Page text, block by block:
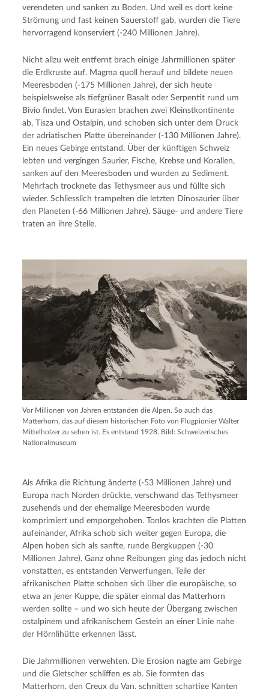
verendeten und sanken zu Boden. Und weil es dort keine
Strömung und fast keinen Sauerstoff gab, wurden die Tiere
hervorragend konserviert (-240 Millionen Jahre).
Nicht allzu weit entfernt brach einige Jahrmillionen später
die Erdkruste auf. Magma quoll herauf und bildete neuen
Meeresboden (-175 Millionen Jahre), der sich heute
beispielsweise als tiefgrüner Basalt oder Serpentit rund um
Bivio findet. Von Eurasien brachen zwei Kleinstkontinente
ab, Tisza und Ostalpin, und schoben sich unter dem Druck
der adriatischen Platte übereinander (-130 Millionen Jahre).
Ein neues Gebirge entstand. Über der künftigen Schweiz
lebten und vergingen Saurier, Fische, Krebse und Korallen,
sanken auf den Meeresboden und wurden zu Sediment.
Mehrfach trocknete das Tethysmeer aus und füllte sich
wieder. Schliesslich trampelten die letzten Dinosaurier über
den Planeten (-66 Millionen Jahre). Säuge- und andere Tiere
traten an ihre Stelle.
Vor Millionen von Jahren entstanden die Alpen. So auch das
Matterhorn, das auf diesem historischen Foto von Flugpionier Walter
Mittelholzer zu sehen ist. Es entstand 1928. Bild: Schweizerisches
Nationalmuseum
Als Afrika die Richtung änderte (-53 Millionen Jahre) und
Europa nach Norden drückte, verschwand das Tethysmeer
zusehends und der ehemalige Meeresboden wurde
komprimiert und emporgehoben. Tonlos krachten die Platten
aufeinander, Afrika schob sich weiter gegen Europa, die
Alpen hoben sich als sanfte, runde Bergkuppen (-30
Millionen Jahre). Ganz ohne Reibungen ging das jedoch nicht
vonstatten, es entstanden Verwerfungen, Teile der
afrikanischen Platte schoben sich über die europäische, so
etwa an jener Kuppe, die später einmal das Matterhorn
werden sollte – und wo sich heute der Übergang zwischen
ostalpinem und afrikanischem Gestein an einer Linie nahe
der Hörnlihütte erkennen lässt.
Die Jahrmillionen verwehten. Die Erosion nagte am Gebirge
und die Gletscher schliffen es ab. Sie formten das
Matterhorn, den Creux du Van, schnitten schartige Kanten